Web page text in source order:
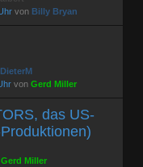
von Billy Bryan
DieterM
vonGerd Miller
das US-
Gerd Miller